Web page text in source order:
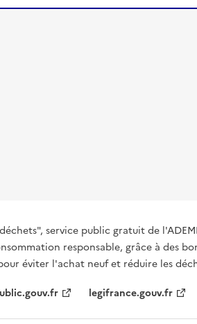
service public gratuit de
responsable, grâce à des
éviter l'achat neuf et réduire les
legifrance.gouv.fr